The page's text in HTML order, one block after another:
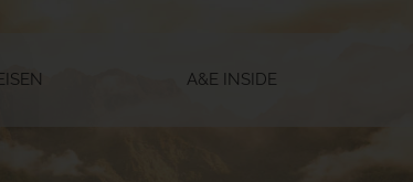
A&E INSIDE
Button wird der Dialog geschlossen. Seine Funktionalität ist